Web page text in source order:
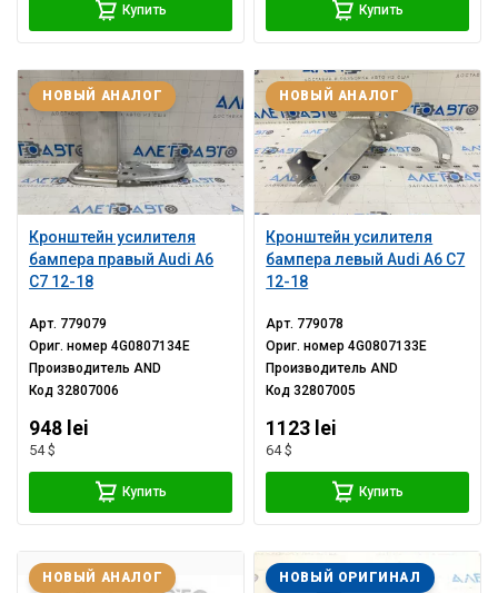
Купить Купить
Кронштейн усилителя
бампера правый Audi A6
C7 12-18
НОВЫЙ АНАЛОГ
Арт. 779079
Ориг. номер4G0807134E
ПроизводительAND
Код32807006
948 lei
54 $
Купить
Кронштейн усилителя
бампера левый Audi A6 C7
12-18
НОВЫЙ АНАЛОГ
Арт. 779078
Ориг. номер4G0807133E
ПроизводительAND
Код32807005
1123 lei
64 $
Купить
НОВЫЙ АНАЛОГ НОВЫЙ ОРИГИНАЛ